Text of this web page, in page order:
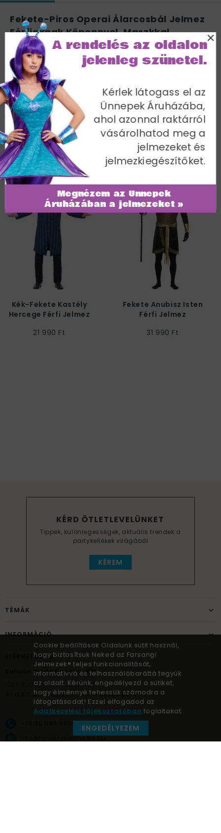
Fekete-Piros Operai Álarcosbál Jelmez
Férfiaknak Köpennyel, Maszkkal,
Kesztyűvel és Műrózsával - L
Mellbőség 107-112 cm / Derékbőség 91-97 cm / Belső
lábhossz 84 cm
Cikkszám: 24574L
További termékek a kategóriában
Kék-Fekete Kastély
Hercege Férfi Jelmez
21 990 Ft
Fekete Anubisz Isten
Férfi Jelmez
31 990 Ft
KÉRD ÖTLETLEVELÜNKET
Tippek, különlegességek, aktuális trendek a
partykellékek világából
KÉREM
TÉMÁK
INFORMÁCIÓ
ELÉRHETŐSÉG
Balloon World Hungary Kft.
Budapest, Bécsi út 267.
Az oldal üzemeltetője – nem átadó pont!
+36 30 984 6955
info@farsangijelmezek.hu
Cookie beállítások Oldalunk sütit használ,
hogy biztosítsuk Neked az Farsangi
Jelmezek® teljes funkcionalitását,
informatívvá és felhasználóbaráttá tegyük
az oldalt. Kérünk, engedélyezd a sütiket,
hogy élménnyé tehessük számodra a
látogatásodat! Ezzel elfogadod az
Adatkezelési tájékoztatóban foglaltakat.
ENGEDÉLYEZEM
Megnézem az Ünnepek
Áruházában a jelmezeket »
Kérlek látogass el az
Ünnepek Áruházába,
ahol azonnal raktárról
vásárolhatod meg a
jelmezeket és
jelmezkiegészítőket.
A rendelés az oldalon
jelenleg szünetel.
×